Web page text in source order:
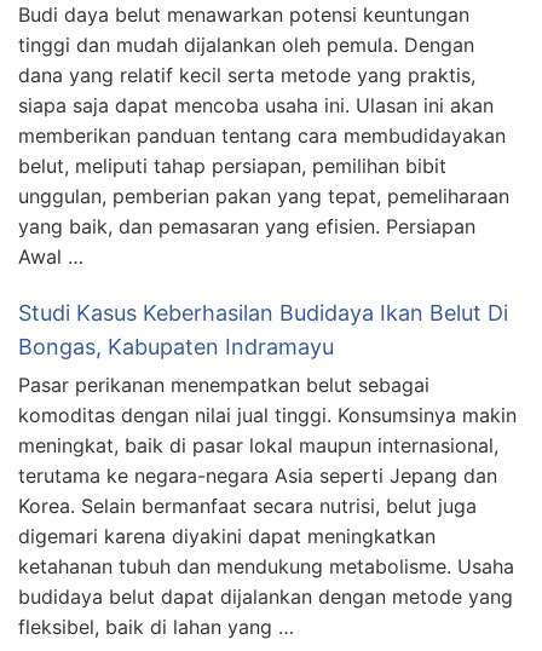
Budi daya belut menawarkan potensi keuntungan
tinggi dan mudah dijalankan oleh pemula. Dengan
dana yang relatif kecil serta metode yang praktis,
siapa saja dapat mencoba usaha ini. Ulasan ini akan
memberikan panduan tentang cara membudidayakan
belut, meliputi tahap persiapan, pemilihan bibit
unggulan, pemberian pakan yang tepat, pemeliharaan
yang baik, dan pemasaran yang efisien. Persiapan
Awal …
Studi Kasus Keberhasilan Budidaya Ikan Belut Di
Bongas, Kabupaten Indramayu
Pasar perikanan menempatkan belut sebagai
komoditas dengan nilai jual tinggi. Konsumsinya makin
meningkat, baik di pasar lokal maupun internasional,
terutama ke negara-negara Asia seperti Jepang dan
Korea. Selain bermanfaat secara nutrisi, belut juga
digemari karena diyakini dapat meningkatkan
ketahanan tubuh dan mendukung metabolisme. Usaha
budidaya belut dapat dijalankan dengan metode yang
fleksibel, baik di lahan yang …